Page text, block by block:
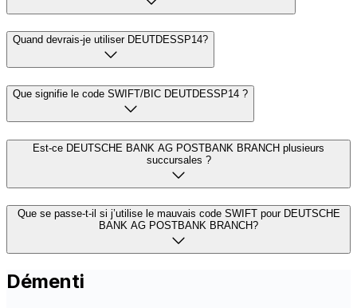
Quand devrais-je utiliser DEUTDESSP14?
Que signifie le code SWIFT/BIC DEUTDESSP14 ?
Est-ce DEUTSCHE BANK AG POSTBANK BRANCH plusieurs
succursales ?
Que se passe-t-il si j’utilise le mauvais code SWIFT pour DEUTSCHE
BANK AG POSTBANK BRANCH?
Démenti